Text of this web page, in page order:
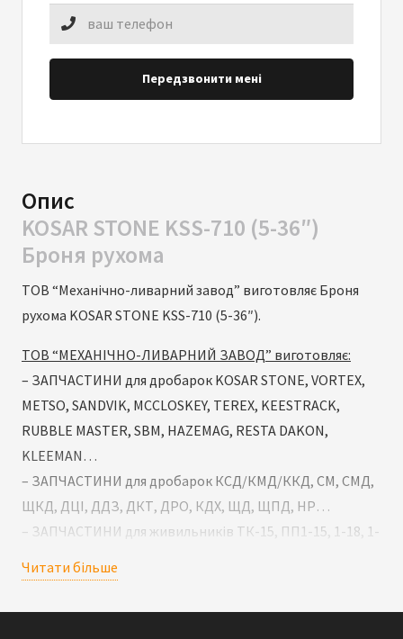
Передзвонити мені
Опис
KOSAR STONE KSS-710 (5-36″)
Броня рухома
ТОВ “Механічно-ливарний завод” виготовляє Броня
рухома KOSAR STONE KSS-710 (5-36″).
ТОВ “МЕХАНІЧНО-ЛИВАРНИЙ ЗАВОД” виготовляє:
– ЗАПЧАСТИНИ для дробарок KOSAR STONE, VORTEX,
METSO, SANDVIK, MCCLOSKEY, TEREX, KEESTRACK,
RUBBLE MASTER, SBM, HAZEMAG, RESTA DAKON,
KLEEMAN…
– ЗАПЧАСТИНИ для дробарок КСД/КМД/ККД, СМ, СМД,
ЩКД, ДЦІ, ДДЗ, ДКТ, ДРО, КДХ, ЩД, ЩПД, НР…
– ЗАПЧАСТИНИ для живильників ТК-15, ПП1-15, 1-18, 1-
– ЗАПЧАСТИНИ для млинів Makrum, СМ-1456, ШБМ,
Читати більше